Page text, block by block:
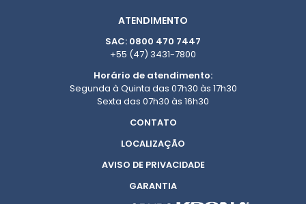
ATENDIMENTO
SAC: 0800 470 7447
+55 (47) 3431-7800
Horário de atendimento:
Segunda à Quinta das 07h30 às 17h30
Sexta das 07h30 às 16h30
CONTATO
LOCALIZAÇÃO
AVISO DE PRIVACIDADE
GARANTIA